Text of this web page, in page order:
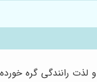
رانندگی گره